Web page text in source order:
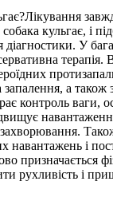
Лікування
кульгає, і
діагностики. У
а також
контроль ваги,
навантажень і
призначається
рухливість і